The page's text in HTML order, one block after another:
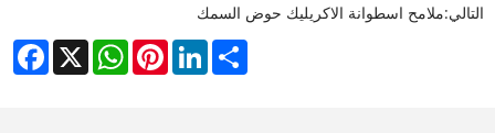
التالي:ملامح اسطوانة الاكريليك حوض السمك
X
WhatsAppPinterestLinkedInShare